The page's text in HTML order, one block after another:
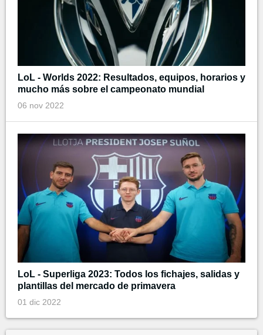
LoL - Worlds 2022: Resultados, equipos, horarios y
mucho más sobre el campeonato mundial
06 nov 2022
LoL - Superliga 2023: Todos los fichajes, salidas y
plantillas del mercado de primavera
01 dic 2022